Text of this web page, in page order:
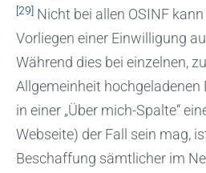
[29] Nicht bei allen OSINF
Vorliegen einer Einwilligung
Während dies bei einzelnen,
Allgemeinheit hochgeladenen
in einer „Über mich-Spalte“
Webseite) der Fall sein mag,
Beschaffung sämtlicher im